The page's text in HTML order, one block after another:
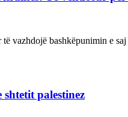
vazhdojë bashkëpunimin e
palestinez